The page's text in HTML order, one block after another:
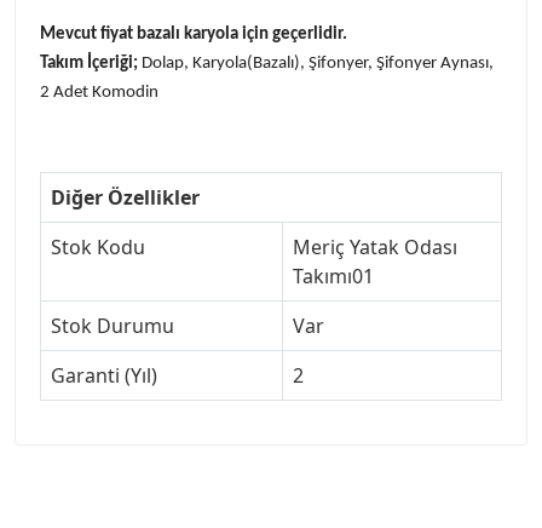
Mevcut fiyat bazalı karyola için geçerlidir.
Takım İçeriği; Dolap, Karyola(Bazalı), Şifonyer, Şifonyer Aynası,
2 Adet Komodin
Diğer Özellikler
Stok Kodu
Meriç Yatak Odası
Takımı01
Stok Durumu
Var
Garanti (Yıl)
2